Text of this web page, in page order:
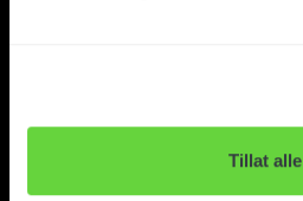
Tillat alle
About Foma Norge